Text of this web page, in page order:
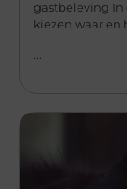
gastbeleving In
kiezen waar en